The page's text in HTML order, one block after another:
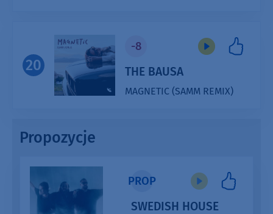
20
-8
THE BAUSA
MAGNETIC (SAMM REMIX)
Propozycje
PROP
SWEDISH HOUSE